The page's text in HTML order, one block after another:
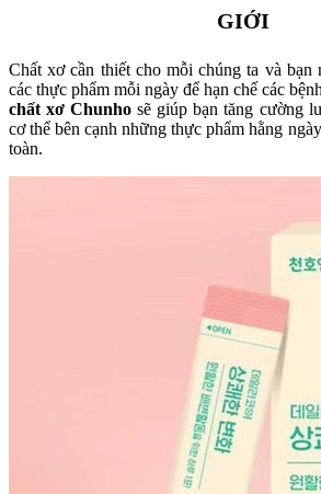
GIỚI
Chất xơ cần thiết cho mỗi chúng ta và bạn
các thực phẩm mỗi ngày để hạn chế các
chất xơ Chunho sẽ giúp bạn tăng cường
cơ thể bên cạnh những thực phẩm hằng
toàn.